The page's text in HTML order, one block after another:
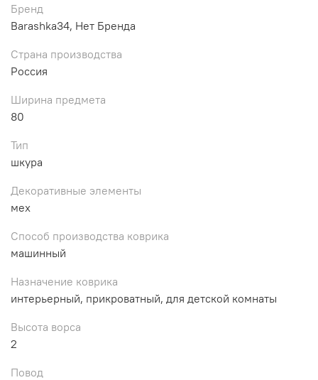
Бренд
Barashka34, Нет Бренда
Страна производства
Россия
Ширина предмета
80
Тип
шкура
Декоративные элементы
мех
Способ производства коврика
машинный
Назначение коврика
интерьерный, прикроватный, для детской комнаты
Высота ворса
2
Повод